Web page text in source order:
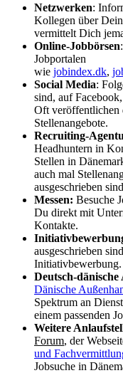
Netzwerken:
Kollegen über
vermittelt Dich
Online-Jobbörsen
Jobportalen
wie jobindex.dk,
Social Media:
sind, auf
Oft veröffentlichen
Stellenangebote.
Recruiting-
Headhuntern in
Stellen in
auch mal
ausgeschrieben
Messen: Besuche
Du direkt mit
Kontakte.
ausgeschrieben
Initiativbewerbung.
Deutsch-
Dänische
Spektrum an
einem passenden
Weitere
Forum, der
und
Jobsuche in